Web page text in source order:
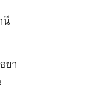
นี
ยา